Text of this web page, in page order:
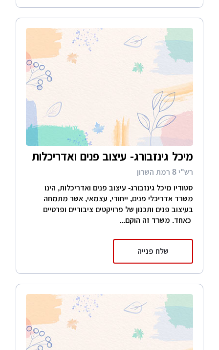
מיכל גינזבורג- עיצוב פנים ואדריכלות
רש"י 8 רמת השרון
סטודיו מיכל גינזבורג- עיצוב פנים ואדריכלות, הינו
משרד אדריכלי פנים, ייחודי, עצמאי, אשר מתמחה
בעיצוב פנים ותכנון של פרויקטים ציבוריים ופרטיים
כאחד. משרד זה הוקם...
שלח פנייה